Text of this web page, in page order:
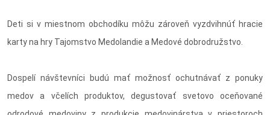
Deti si v miestnom obchodíku môžu zároveň vyzdvihnúť hracie
karty na hry Tajomstvo Medolandie a Medové dobrodružstvo.
Dospelí návštevníci budú mať možnosť ochutnávať z ponuky
medov a včelích produktov, degustovať svetovo oceňované